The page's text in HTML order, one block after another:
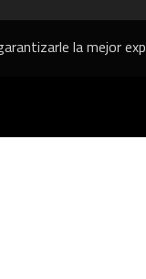
la mejor